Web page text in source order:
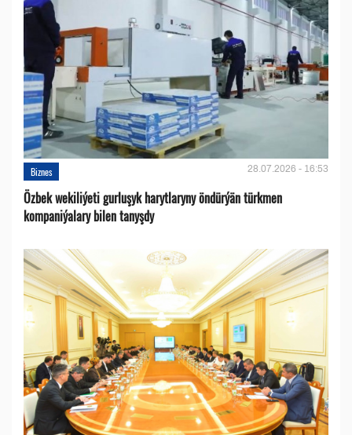
Biznes 28.07.2026 - 16:53
Özbek wekiliýeti gurluşyk harytlaryny öndürýän türkmen
kompaniýalary bilen tanyşdy